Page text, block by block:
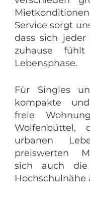
Service sorgt
dass sich
zuhause
Lebensphase.
Für Singles
kompakte
freie
urbanen
preiswerten
sich auch
Hochschulnähe